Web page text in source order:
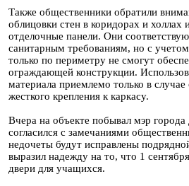
Также общественники обратили
облицовки стен в коридорах и холлах
отделочные панели. Они
санитарным требованиям, но с
только по периметру не смогут
ограждающей конструкции.
материала приемлемо только в случае
жесткого крепления к каркасу.
Вчера на объекте побывал мэр
согласился с замечаниями
недочеты будут исправлены
выразил надежду на то, что 1
двери для учащихся.